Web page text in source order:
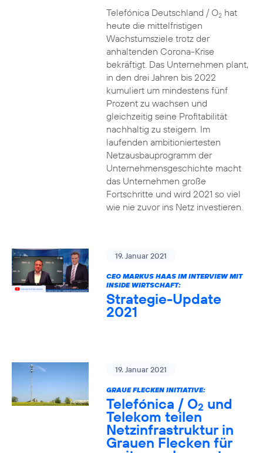
Telefónica Deutschland / O2hat
heute die mittelfristigen
Wachstumsziele trotz der
anhaltenden Corona-Krise
bekräftigt. Das Unternehmen plant,
in den drei Jahren bis 2022
kumuliert um mindestens fünf
Prozent zu wachsen und
gleichzeitig seine Profitabilität
nachhaltig zu steigern. Im
laufenden ambitioniertesten
Netzausbauprogramm der
Unternehmensgeschichte macht
das Unternehmen große
Fortschritte und wird 2021 so viel
wie nie zuvor ins Netz investieren.
19. Januar 2021
CEO MARKUS HAAS IM INTERVIEW MIT
INSIDE WIRTSCHAFT:
Strategie-Update
2021
19. Januar 2021
GRAUE FLECKEN INITIATIVE:
Telefónica / O2 und
Telekom teilen
Netzinfrastruktur in
Grauen Flecken für